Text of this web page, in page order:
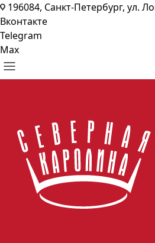
196084, Санкт-Петербург, ул.
Вконтакте
Telegram
Max